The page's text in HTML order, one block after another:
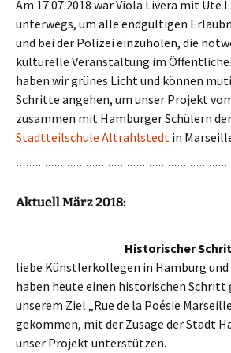
Am 17.07.2018 war Viola Livera mit Ute
unterwegs, um alle endgültigen
und bei der Polizei einzuholen, die
kulturelle Veranstaltung im
haben wir grünes Licht und können
Schritte angehen, um unser Projekt
zusammen mit Hamburger Schülern der
Stadtteilschule Altrahlstedt in
Aktuell März 2018:
Historischer
liebe Künstlerkollegen in Hamburg
haben heute einen historischen Schritt
unserem Ziel „Rue de la Poésie
gekommen, mit der Zusage der Stadt
unser Projekt unterstützen.